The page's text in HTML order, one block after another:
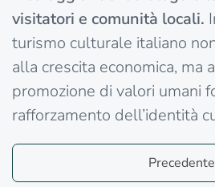
visitatori e comunità locali.
turismo culturale italiano
alla crescita economica, ma
promozione di valori umani
rafforzamento dell’identità
Precedente